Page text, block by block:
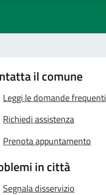
il comune
Leggi le domande frequenti
Richiedi assistenza
Prenota appuntamento
in città
Segnala disservizio